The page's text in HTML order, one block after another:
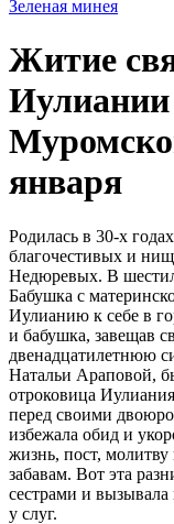
Зеленая минея
Житие
Иулиании
января
Родилась в 30-х
благочестивых и
Недюревых. В
Бабушка с
Иулианию к себе в
и бабушка, завещав
двенадцатилетнюю
Натальи Араповой,
отроковица
перед своими
избежала обид и
жизнь, пост, молитву
забавам. Вот эта
сестрами и вызывала
у слуг.